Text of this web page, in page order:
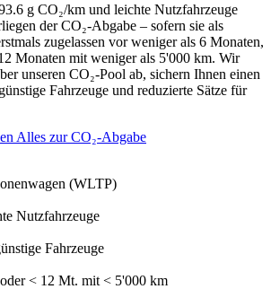
g CO₂/km und leichte Nutzfahrzeuge
der CO₂-Abgabe – sofern sie als
zugelassen vor weniger als 6 Monaten,
Monaten mit weniger als 5'000 km. Wir
unseren CO₂-Pool ab, sichern Ihnen einen
Fahrzeuge und reduzierte Sätze für
Alles zur CO₂-Abgabe
(WLTP)
Nutzfahrzeuge
Fahrzeuge
< 12 Mt. mit < 5'000 km